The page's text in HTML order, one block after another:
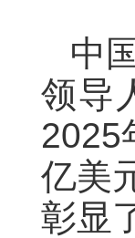
中
领导
2025
亿美
彰显